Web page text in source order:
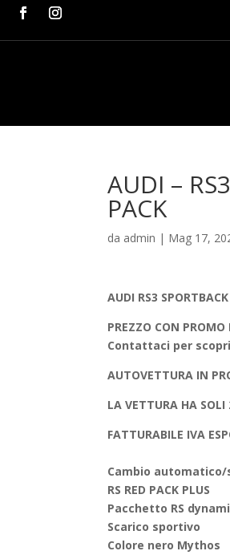
AUDI –
PACK
da admin | Mag 17,
AUDI RS3
PREZZO CON
Contattaci per
AUTOVETTURA IN
LA VETTURA HA SOLI
FATTURABILE IVA
Cambio
RS RED PACK PLUS
Pacchetto RS
Scarico sportivo
Colore nero Mythos